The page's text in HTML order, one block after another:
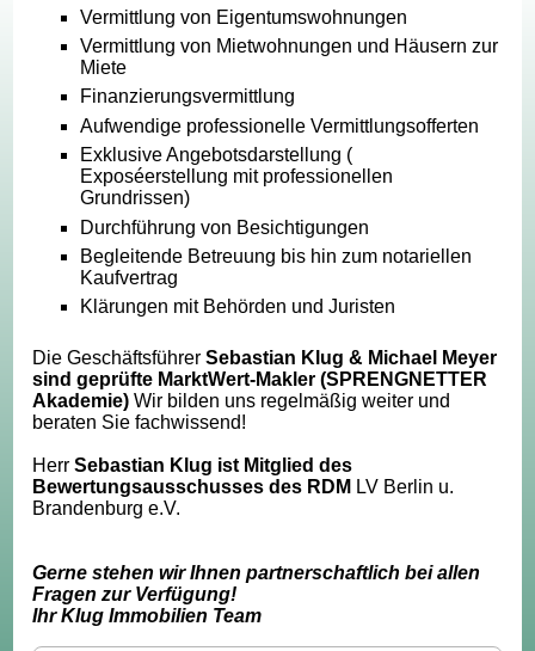
Vermittlung von Eigentumswohnungen
Vermittlung von Mietwohnungen und Häusern zur
Miete
Finanzierungsvermittlung
Aufwendige professionelle Vermittlungsofferten
Exklusive Angebotsdarstellung (
Exposéerstellung mit professionellen
Grundrissen)
Durchführung von Besichtigungen
Begleitende Betreuung bis hin zum notariellen
Kaufvertrag
Klärungen mit Behörden und Juristen
Die GeschäftsführerSebastian Klug & Michael Meyer
sind geprüfte MarktWert-Makler (SPRENGNETTER
Akademie) Wir bilden uns regelmäßig weiter und
beraten Sie fachwissend!
HerrSebastian Klug ist Mitglied des
Bewertungsausschusses des RDM LV Berlin u.
Brandenburg e.V.
Gerne stehen wir Ihnen partnerschaftlich bei allen
Fragen zur Verfügung!
Ihr Klug Immobilien Team